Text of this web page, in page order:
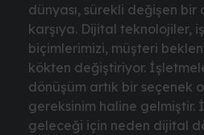
dünyası, sürekli değişen
karşıya. Dijital teknolojiler,
biçimlerimizi, müşteri
kökten değiştiriyor.
dönüşüm artık bir seçenek
gereksinim haline gelmiştir.
geleceği için neden dijital